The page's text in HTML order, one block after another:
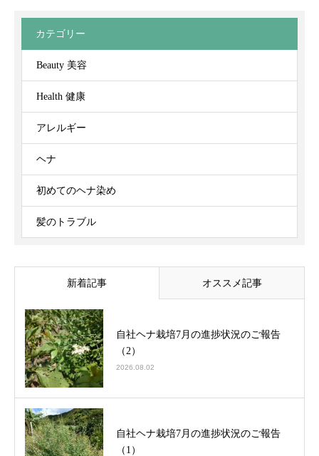
カテゴリー
Beauty 美容
Health 健康
アレルギー
ヘナ
初めてのヘナ染め
髪のトラブル
新着記事 オススメ記事
自社ヘナ栽培7月の進捗状況のご報告
（2）
2026.08.02
自社ヘナ栽培7月の進捗状況のご報告
（1）